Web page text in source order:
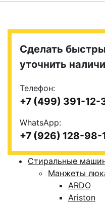
Сделать
уточнить
Телефон:
+7 (499) 391-12-
WhatsApp:
+7 (926) 128-98-
Стиральные
Манжеты
ARDO
Ariston